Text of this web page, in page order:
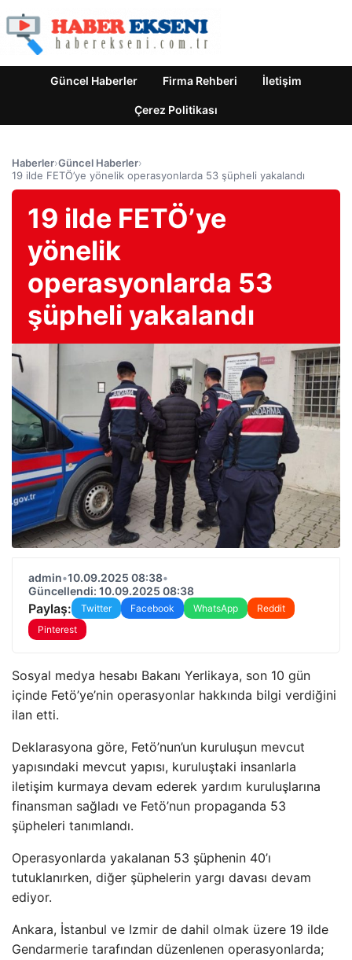
Güncel Haberler Firma Rehberi İletişim
Çerez Politikası
Haberler›Güncel Haberler›
19 ilde FETÖ’ye yönelik operasyonlarda 53 şüpheli yakalandı
19 ilde FETÖ’ye
yönelik
operasyonlarda 53
şüpheli yakalandı
admin•10.09.2025 08:38•
Güncellendi: 10.09.2025 08:38
Paylaş: Twitter Facebook WhatsApp
Reddit
Pinterest
Sosyal medya hesabı Bakanı Yerlikaya, son 10 gün
içinde Fetö’ye’nin operasyonlar hakkında bilgi verdiğini
ilan etti.
Deklarasyona göre, Fetö’nun’un kuruluşun mevcut
yapısındaki mevcut yapısı, kuruluştaki insanlarla
iletişim kurmaya devam ederek yardım kuruluşlarına
finansman sağladı ve Fetö’nun propaganda 53
şüpheleri tanımlandı.
Operasyonlarda yakalanan 53 şüphenin 40’ı
tutuklanırken, diğer şüphelerin yargı davası devam
ediyor.
Ankara, İstanbul ve Izmir de dahil olmak üzere 19 ilde
Gendarmerie tarafından düzenlenen operasyonlarda;